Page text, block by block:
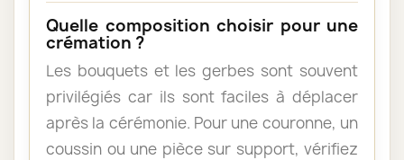
Quelle composition choisir pour une
crémation ?
Les bouquets et les gerbes sont souvent
privilégiés car ils sont faciles à déplacer
après la cérémonie. Pour une couronne, un
coussin ou une pièce sur support, vérifiez